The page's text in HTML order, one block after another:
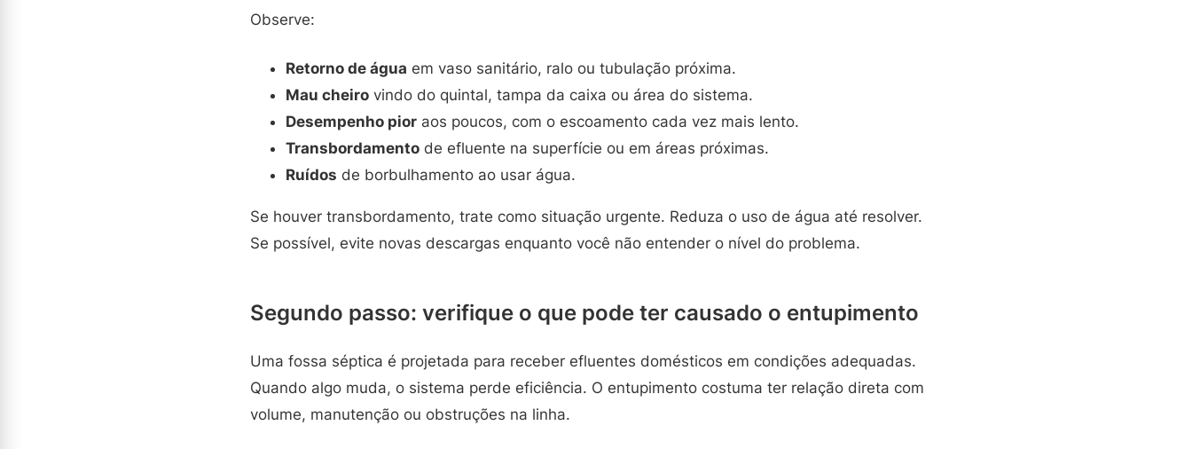
Observe:
Retorno de água em vaso sanitário, ralo ou tubulação próxima.
Mau cheiro vindo do quintal, tampa da caixa ou área do sistema.
Desempenho pior aos poucos, com o escoamento cada vez mais lento.
Transbordamento de efluente na superfície ou em áreas próximas.
Ruídos de borbulhamento ao usar água.
Se houver transbordamento, trate como situação urgente. Reduza o uso de água até resolver.
Se possível, evite novas descargas enquanto você não entender o nível do problema.
Segundo passo: verifique o que pode ter causado o entupimento
Uma fossa séptica é projetada para receber efluentes domésticos em condições adequadas.
Quando algo muda, o sistema perde eficiência. O entupimento costuma ter relação direta com
volume, manutenção ou obstruções na linha.